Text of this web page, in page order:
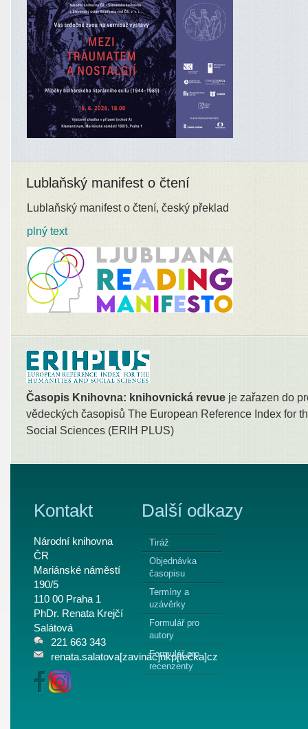
Lublaňský manifest o čtení
Lublaňský manifest o čtení, český překlad
plný text
Časopis Knihovna: knihovnická revue je zařazen do
vědeckých časopisů The European Reference Index for
Social Sciences (ERIH PLUS)
Kontakt
Národní knihovna
ČR
Mariánské náměstí
190/5
110 00 Praha 1
PhDr. Renata Krejčí
Salátová
221 663 343
renata.salatova[zavináč]nkp[tečka]cz
Další odkazy
Tiráž
Objednávka
časopisu
Termíny a
uzávěrky
Formulář pro
autory
Formulář pro
recenzenty